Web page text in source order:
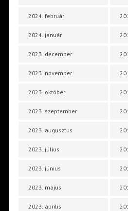
2024. február
2024. január
2023. december
2023. november
2023. október
2023. szeptember
2023. augusztus
2023. július
2023. június
2023. május
2023. április